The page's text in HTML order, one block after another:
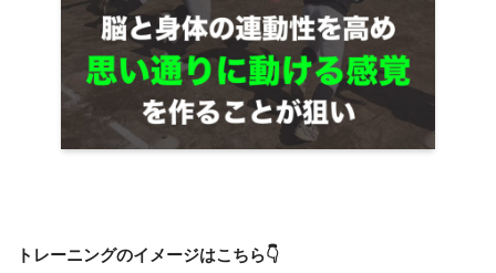
トレーニングのイメージはこちら👇